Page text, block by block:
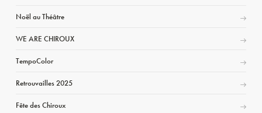
Noël au Théâtre
WE ARE CHIROUX
TempoColor
Retrouvailles 2025
Fête des Chiroux